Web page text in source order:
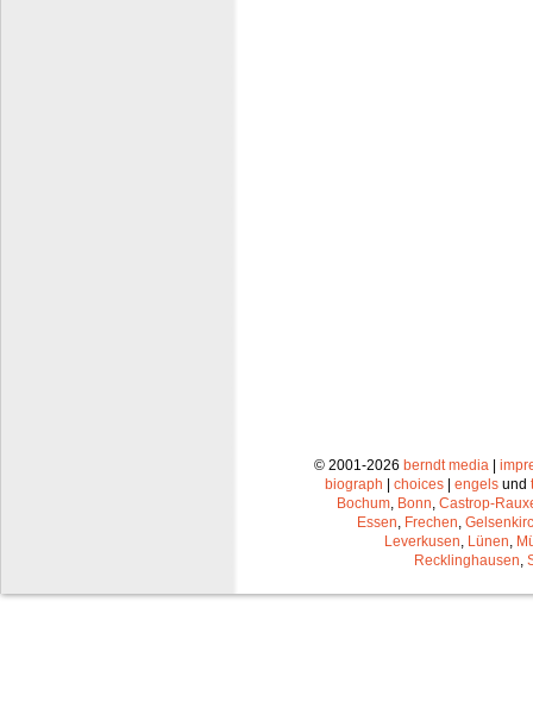
© 2001-2026 berndt media |
biograph | choices | engels und
Bochum Bonn Castrop-
Essen Frechen
Leverkusen Lünen
Recklinghausen